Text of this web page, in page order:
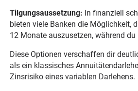
Tilgungsaussetzung: In finanziell
bieten viele Banken die Möglichkeit,
12 Monate auszusetzen, während
Diese Optionen verschaffen dir
als ein klassisches
Zinsrisiko eines variablen Darlehens.